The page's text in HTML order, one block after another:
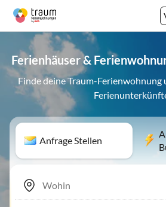
Ferienhäuser &
Finde deine Traum-Ferienwohnung
Anfrage Stellen